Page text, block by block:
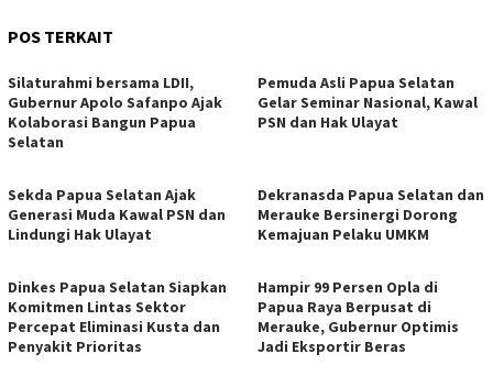
POS TERKAIT
Silaturahmi bersama LDII,
Gubernur Apolo Safanpo Ajak
Kolaborasi Bangun Papua
Selatan
Pemuda Asli Papua Selatan
Gelar Seminar Nasional, Kawal
PSN dan Hak Ulayat
Sekda Papua Selatan Ajak
Generasi Muda Kawal PSN dan
Lindungi Hak Ulayat
Dekranasda Papua Selatan dan
Merauke Bersinergi Dorong
Kemajuan Pelaku UMKM
Dinkes Papua Selatan Siapkan
Komitmen Lintas Sektor
Percepat Eliminasi Kusta dan
Penyakit Prioritas
Hampir 99 Persen Opla di
Papua Raya Berpusat di
Merauke, Gubernur Optimis
Jadi Eksportir Beras